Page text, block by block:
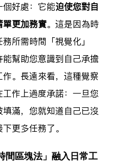
個好處：它能迫使您對自
單更加務實。這是因為時
所需時間「視覺化」
能幫助您意識到自己承擔
作。長遠來看，這種覺察
工作上過度承諾：一旦您
填滿，您就知道自己已沒
更多任務了。
間區塊法」融入日常工